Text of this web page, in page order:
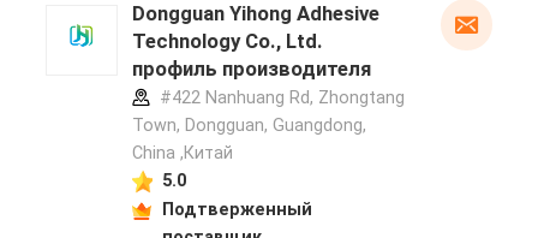
Dongguan Yihong Adhesive
Technology Co., Ltd.
профиль производителя
#422 Nanhuang Rd, Zhongtang
Town, Dongguan, Guangdong,
China ,Китай
5.0
Подтверженный